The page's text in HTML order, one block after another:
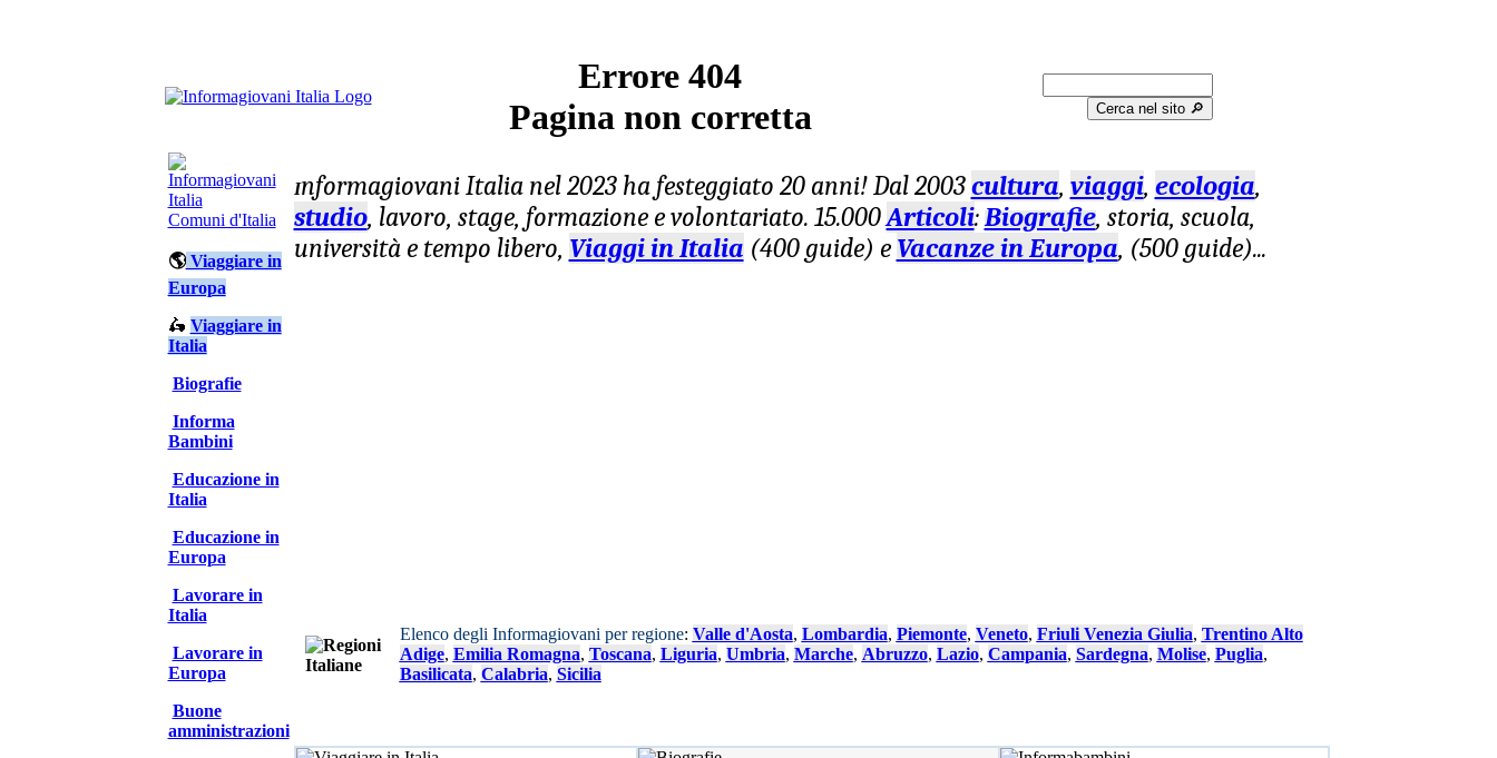
Errore 404
Pagina non corretta
Cerca nel sito 🔎︎
Comuni d'Italia
🌎Viaggiare in
Europa
🛵 Viaggiare in
Italia
Biografie
Informa
Bambini
Educazione in
Italia
Educazione in
Europa
Lavorare in
Italia
Lavorare in
Europa
Buone
amministrazioni
InformagiovaniItalia nel 2023 ha festeggiato 20 anni! Dal 2003cultura, viaggi, ecologia,
studio, lavoro, stage, formazione e volontariato. 15.000Articoli:Biografie, storia, scuola,
università e tempo libero, Viaggi in Italia (400 guide) e Vacanze in Europa, (500 guide)...
Elenco degli Informagiovani per regione: Valle d'Aosta, Lombardia, Piemonte, Veneto, Friuli Venezia Giulia, Trentino Alto
Adige, Emilia Romagna, Toscana, Liguria, Umbria, Marche, Abruzzo, Lazio, Campania, Sardegna, Molise, Puglia,
Basilicata, Calabria, Sicilia